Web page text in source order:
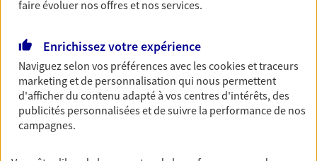
Préparez sereinement ce nouveau chapitre de
votre vie avec les conseils d'un expert. Découvrez
notre solution PER (Plan Epargne Retraite)
spécialement conçue pour la retraite.
faire évoluer nos offres et nos services.
Enrichissez votre expérience
Naviguez selon vos préférences avec lescookies et traceurs
marketing et de personnalisation qui nous permettent
d'afficher du contenu adapté à vos centres d'intérêts, des
publicités personnalisées et de suivre la performance de nos
campagnes.